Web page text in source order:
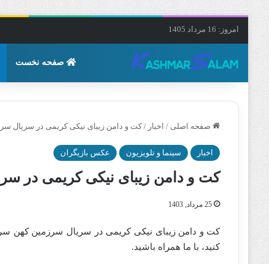
امروز: 16 مرداد 1405
صفحه نخست
صفحه اصلی / اخبار /کت و دامن زیبای نیکی کریمی در سریال
اخبار سینما و تلویزیون عکس بازیگران
کت و دامن زیبای نیکی کریمی در
25 مرداد, 1403
کت و دامن زیبای نیکی کریمی در سریال سرزمین کهن
کنید، با ما همراه باشید.